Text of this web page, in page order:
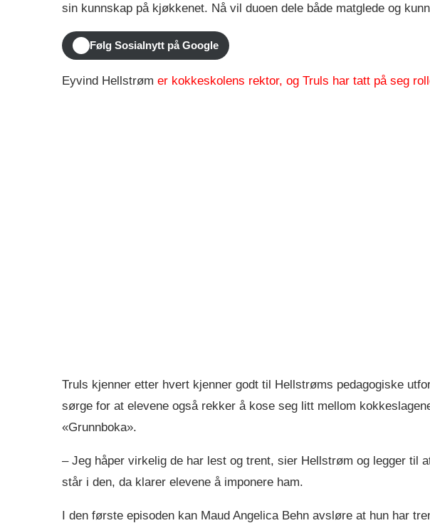
sin kunnskap på kjøkkenet. Nå vil duoen dele både matglede og
Følg Sosialnytt på Google
Eyvind Hellstrøm er kokkeskolens rektor, og Truls har tatt på seg
Truls kjenner etter hvert kjenner godt til Hellstrøms pedagogiske
sørge for at elevene også rekker å kose seg litt mellom
«Grunnboka».
– Jeg håper virkelig de har lest og trent, sier Hellstrøm og legger til
står i den, da klarer elevene å imponere ham.
I den første episoden kan Maud Angelica Behn avsløre at hun har